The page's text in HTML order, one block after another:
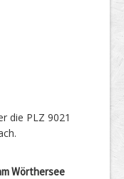
die PLZ 9021
Wörthersee